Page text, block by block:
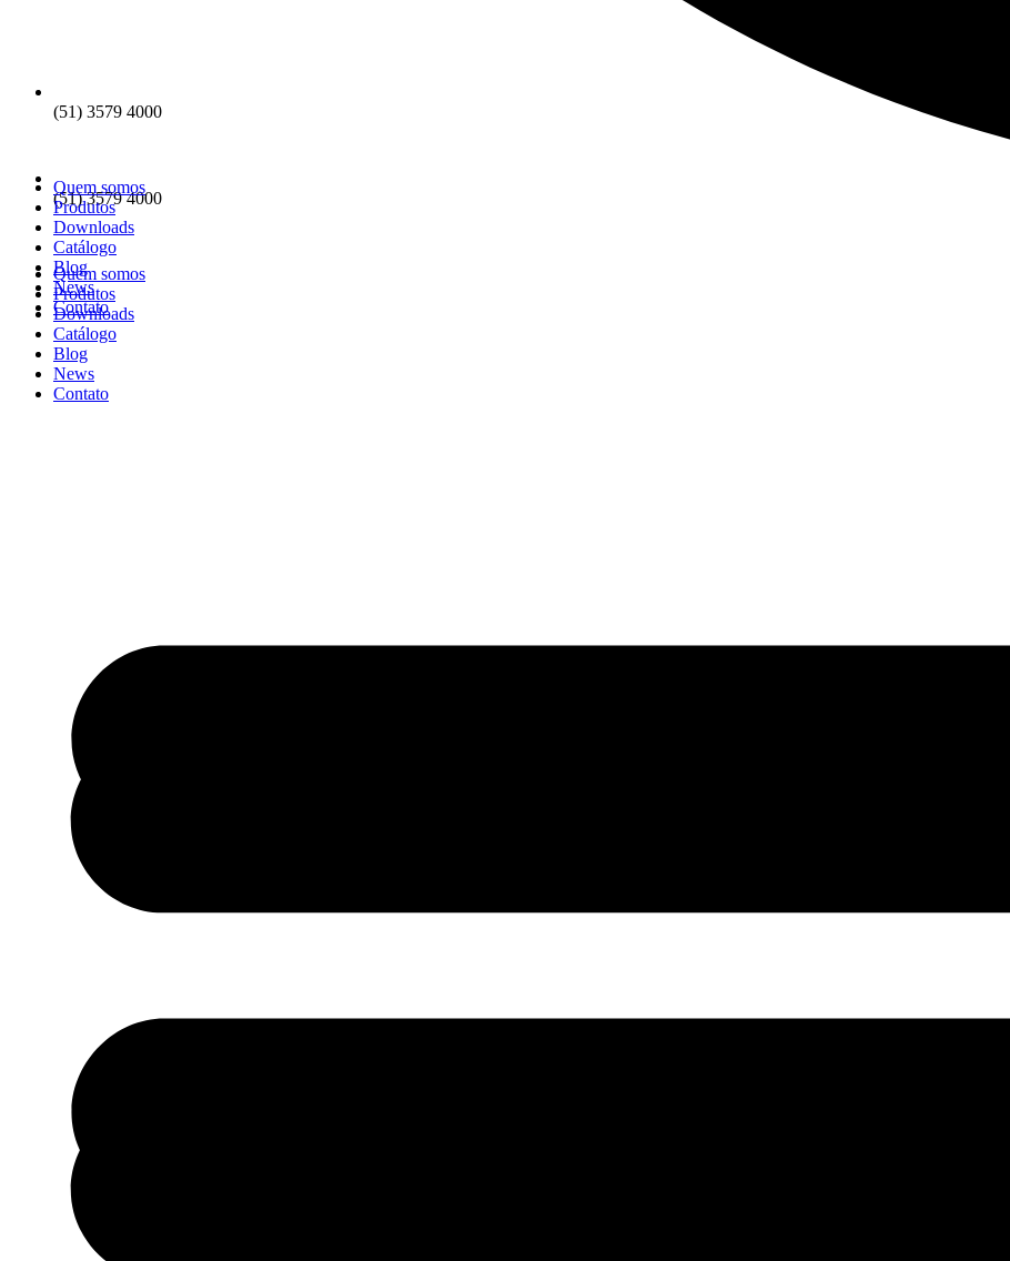
(51) 3579 4000
Quem somos
Produtos
Downloads
Catálogo
Blog
News
Contato
(51) 3579 4000
Quem somos
Produtos
Downloads
Catálogo
Blog
News
Contato